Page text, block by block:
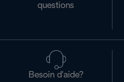
questions
Besoin d'aide?